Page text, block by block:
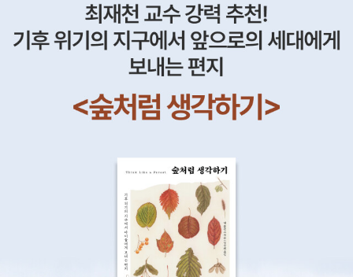
때마다 업데이트 된다.